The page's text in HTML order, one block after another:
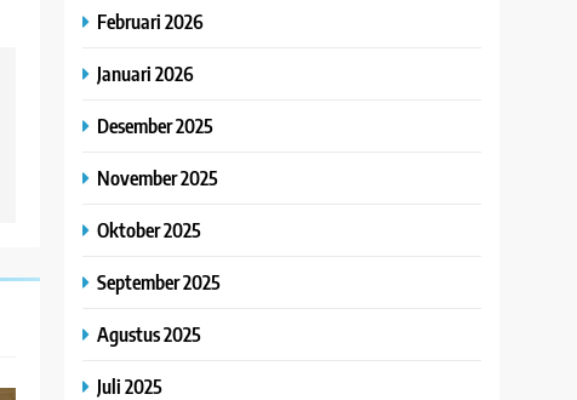
Februari 2026
Januari 2026
Desember 2025
November 2025
Oktober 2025
September 2025
Agustus 2025
Juli 2025